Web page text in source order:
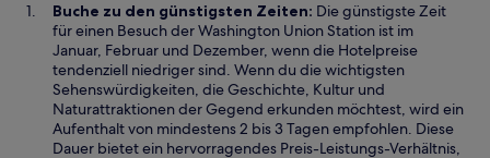
g
e
ö
f
f
n
e
e
n
F
e
n
s
t
Buche zu den günstigsten Zeiten: Die günstigste Zeit
für einen Besuch der Washington Union Station ist im
Januar, Februar und Dezember, wenn die Hotelpreise
tendenziell niedriger sind. Wenn du die wichtigsten
Sehenswürdigkeiten, die Geschichte, Kultur und
Naturattraktionen der Gegend erkunden möchtest, wird ein
Aufenthalt von mindestens 2 bis 3 Tagen empfohlen. Diese
Dauer bietet ein hervorragendes Preis-Leistungs-Verhältnis,